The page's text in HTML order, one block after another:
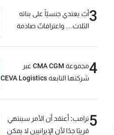
3أبٌ يعتدي جنسيّاً على بناته
الثلاث… واعترافاتٌ صادمة
4
مجموعة CMA CGM عبر
شركتها التابعة CEVA Logistics
5ترامب: أعتقد أن الأمر سينتهي
قريبًا جدًا لأن الإيرانيين لا يمكن